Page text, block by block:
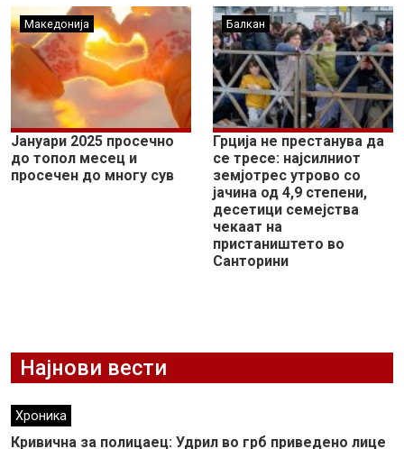
Македонија
Јануари 2025 просечно
до топол месец и
просечен до многу сув
Балкан
Грција не престанува да
се тресе: најсилниот
земјотрес утрово со
јачина од 4,9 степени,
десетици семејства
чекаат на
пристаништето во
Санторини
Најнови вести
Хроника
Кривична за полицаец: Удрил во грб приведено лице